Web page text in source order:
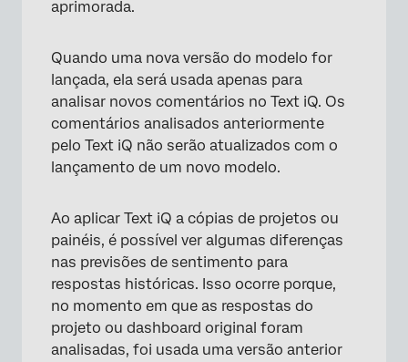
aprimorada.
Quando uma nova versão do modelo for
lançada, ela será usada apenas para
analisar novos comentários no Text iQ. Os
comentários analisados anteriormente
pelo Text iQ não serão atualizados com o
lançamento de um novo modelo.
Ao aplicar Text iQ a cópias de projetos ou
painéis, é possível ver algumas diferenças
nas previsões de sentimento para
respostas históricas. Isso ocorre porque,
no momento em que as respostas do
projeto ou dashboard original foram
analisadas, foi usada uma versão anterior